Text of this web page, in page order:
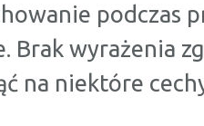
podczas
Brak wyrażenia
na niektóre
5